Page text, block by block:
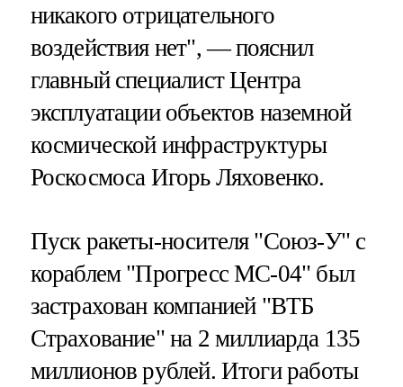
никакого отрицательного
воздействия нет", — пояснил
главный специалист Центра
эксплуатации объектов наземной
космической инфраструктуры
Роскосмоса Игорь Ляховенко.
Пуск ракеты-носителя "Союз-У" с
кораблем "Прогресс МС-04" был
застрахован компанией "ВТБ
Страхование" на 2 миллиарда 135
миллионов рублей. Итоги работы